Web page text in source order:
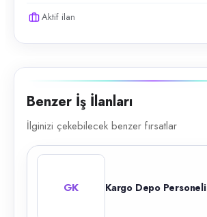
Aktif ilan
Benzer İş İlanları
İlginizi çekebilecek benzer fırsatlar
GK Kargo Depo